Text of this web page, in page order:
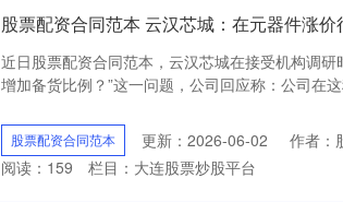
股票配资合同范本 云汉芯城：在元器件涨
近日股票配资合同范本，云汉芯城在接受机构调
增加备货比例？”这一问题，公司回应称：公司在
股票配资合同范本 更新：2026-06-02
作者：
阅读： 159 栏目： 大连股票炒股平台